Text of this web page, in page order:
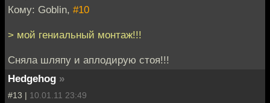
Кому: Goblin, #10
> мой гениальный монтаж!!!
Сняла шляпу и аплодирую стоя!!!
Hedgehog »
#13 | 10.01.11 23:49